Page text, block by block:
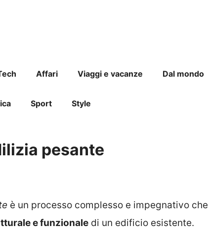
Affari Viaggi e vacanze Dal mondo
Sport Style
pesante
è un processo complesso e impegnativo che
e funzionale di un edificio esistente.